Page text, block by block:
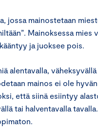
jossa mainostetaan
Mainoksessa mies
ja juoksee pois.
alentavalla,
mainos ei ole hyvän
että siinä esiintyy
tai halventavalla